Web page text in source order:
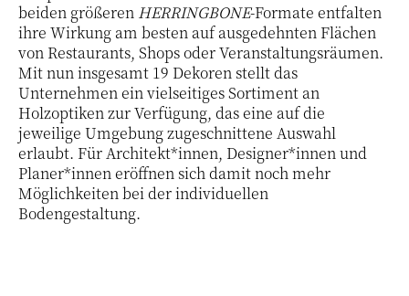
beiden größeren HERRINGBONE-Formate entfalten
ihre Wirkung am besten auf ausgedehnten Flächen
von Restaurants, Shops oder Veranstaltungsräumen.
Mit nun insgesamt 19 Dekoren stellt das
Unternehmen ein vielseitiges Sortiment an
Holzoptiken zur Verfügung, das eine auf die
jeweilige Umgebung zugeschnittene Auswahl
erlaubt. Für Architekt*innen, Designer*innen und
Planer*innen eröffnen sich damit noch mehr
Möglichkeiten bei der individuellen
Bodengestaltung.